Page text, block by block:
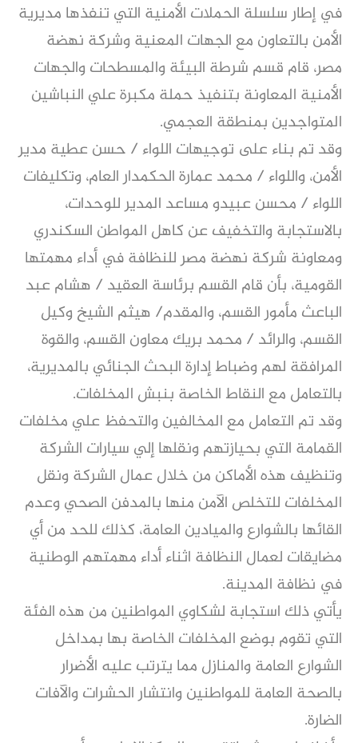
في إطار سلسلة الحملات الأمنية التي تنفذها مديرية
الأمن بالتعاون مع الجهات المعنية وشركة نهضة
مصر، قام قسم شرطة البيئة والمسطحات والجهات
الأمنية المعاونة بتنفيذ حملة مكبرة علي النباشين
المتواجدين بمنطقة العجمي.
وقد تم بناء على توجيهات اللواء / حسن عطية مدير
الأمن، واللواء / محمد عمارة الحكمدار العام، وتكليفات
اللواء / محسن عبيدو مساعد المدير للوحدات،
بالاستجابة والتخفيف عن كاهل المواطن السكندري
ومعاونة شركة نهضة مصر للنظافة في أداء مهمتها
القومية، بأن قام القسم برئاسة العقيد / هشام عبد
الباعث مأمور القسم، والمقدم/ هيثم الشيخ وكيل
القسم، والرائد / محمد بريك معاون القسم، والقوة
المرافقة لهم وضباط إدارة البحث الجنائي بالمديرية،
بالتعامل مع النقاط الخاصة بنبش المخلفات.
وقد تم التعامل مع المخالفين والتحفظ علي مخلفات
القمامة التي بحيازتهم ونقلها إلي سيارات الشركة
وتنظيف هذه الأماكن من خلال عمال الشركة ونقل
المخلفات للتخلص الآمن منها بالمدفن الصحي وعدم
القائها بالشوارع والميادين العامة، كذلك للحد من أي
مضايقات لعمال النظافة اثناء أداء مهمتهم الوطنية
في نظافة المدينة.
يأتي ذلك استجابة لشكاوي المواطنين من هذه الفئة
التي تقوم بوضع المخلفات الخاصة بها بمداخل
الشوارع العامة والمنازل مما يترتب عليه الأضرار
بالصحة العامة للمواطنين وانتشار الحشرات والآفات
الضارة.